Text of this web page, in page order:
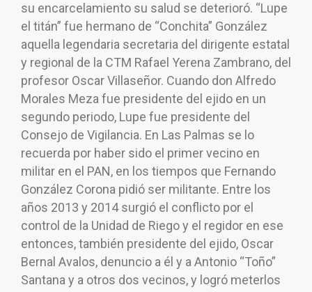
su encarcelamiento su salud se deterioró. “Lupe
el titán” fue hermano de “Conchita” González
aquella legendaria secretaria del dirigente estatal
y regional de la CTM Rafael Yerena Zambrano, del
profesor Oscar Villaseñor. Cuando don Alfredo
Morales Meza fue presidente del ejido en un
segundo periodo, Lupe fue presidente del
Consejo de Vigilancia. En Las Palmas se lo
recuerda por haber sido el primer vecino en
militar en el PAN, en los tiempos que Fernando
González Corona pidió ser militante. Entre los
años 2013 y 2014 surgió el conflicto por el
control de la Unidad de Riego y el regidor en ese
entonces, también presidente del ejido, Oscar
Bernal Avalos, denuncio a él y a Antonio “Toño”
Santana y a otros dos vecinos, y logró meterlos